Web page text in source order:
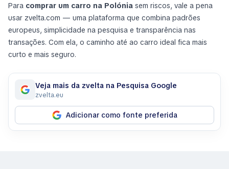
Para comprar um carro na Polónia sem riscos, vale a pena
usar zvelta.com — uma plataforma que combina padrões
europeus, simplicidade na pesquisa e transparência nas
transações. Com ela, o caminho até ao carro ideal fica mais
curto e mais seguro.
Veja mais da zvelta na Pesquisa Google
zvelta.eu
Adicionar como fonte preferida